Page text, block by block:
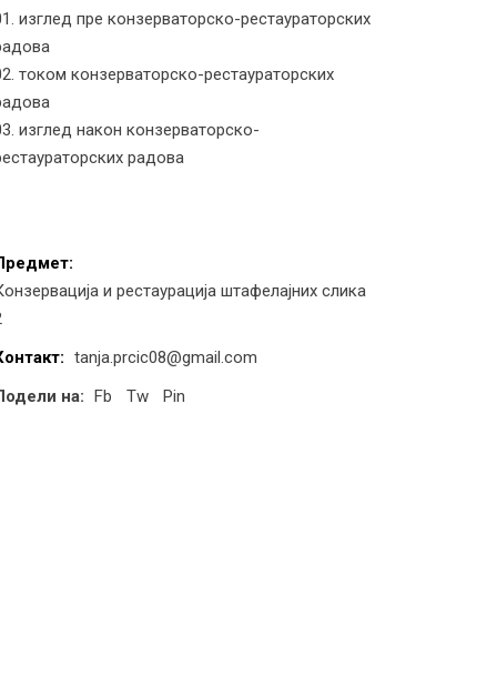
изглед пре конзерваторско-рестаураторских
током конзерваторско-рестаураторских
изглед након конзерваторско-
радова
и рестаурација штафелајних слика
tanja.prcic08@gmail.com
на: Fb Tw Pin